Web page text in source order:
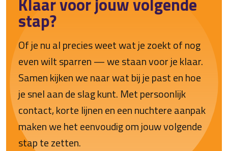
stap?
Of je nu al precies weet wat je zoekt of nog
even wilt sparren — we staan voor je klaar.
Samen kijken we naar wat bij je past en hoe
je snel aan de slag kunt. Met persoonlijk
contact, korte lijnen en een nuchtere aanpak
maken we het eenvoudig om jouw volgende
stap te zetten.